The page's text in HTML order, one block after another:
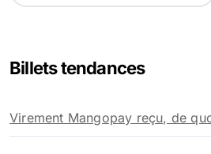
r
e
r
Billets tendances
Virement Mangopay reçu, de